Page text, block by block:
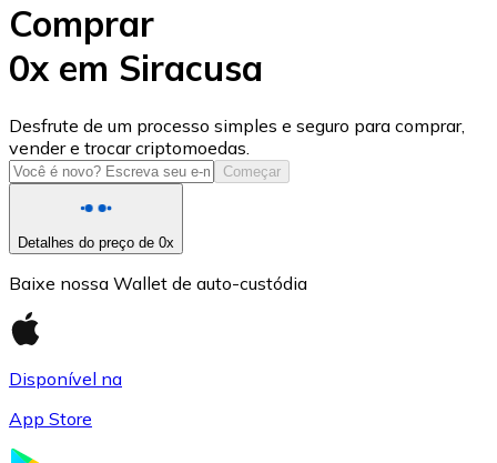
USD Coin
USDC
Comprar
0x em Siracusa
Desfrute de um processo simples e seguro para comprar,
vender e trocar criptomoedas.
Começar
Detalhes do preço de 0x
Baixe nossa Wallet de auto-custódia
Disponível na
App Store